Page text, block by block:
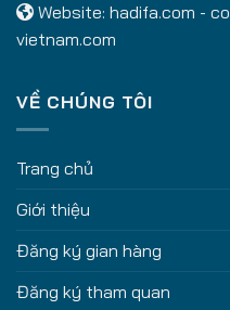
Website: hadifa.com -
vietnam.com
VỀ CHÚNG TÔI
Trang chủ
Giới thiệu
Đăng ký gian hàng
Đăng ký tham quan